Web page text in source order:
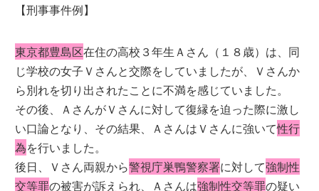
【刑事事件例】
東京都豊島区在住の高校３年生Ａさん（１８歳）は、同
じ学校の女子Ｖさんと交際をしていましたが、Ｖさんか
ら別れを切り出されたことに不満を感じていました。
その後、ＡさんがＶさんに対して復縁を迫った際に激し
い口論となり、その結果、ＡさんはＶさんに強いて性行
為を行いました。
後日、Ｖさん両親から警視庁巣鴨警察署に対して強制性
交等罪の被害が訴えられ、Ａさんは強制性交等罪の疑い